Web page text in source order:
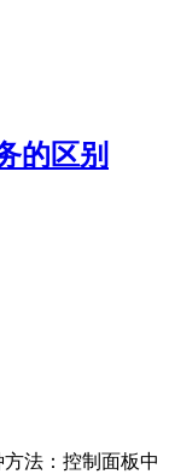
的区别
法：控制面板中